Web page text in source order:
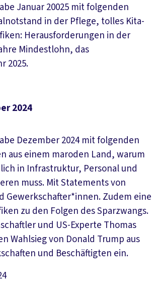
Januar 20025 mit folgenden
in der Pflege, tolles Kita-
Herausforderungen in der
Mindestlohn, das
2025.
2024
Dezember 2024 mit folgenden
aus einem maroden Land, warum
in Infrastruktur, Personal und
muss. Mit Statements von
Gewerkschafter*innen. Zudem eine
zu den Folgen des Sparzwangs.
und US-Experte Thomas
Wahlsieg von Donald Trump aus
und Beschäftigten ein.